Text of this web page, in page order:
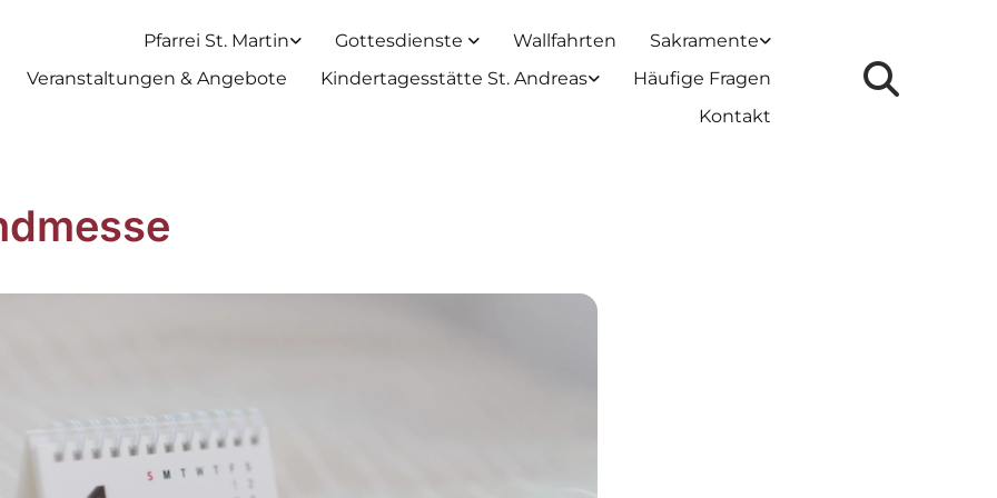
Pfarrei St. Martin Gottesdienste Wallfahrten
Sakramente
Veranstaltungen & Angebote
Kindertagesstätte St. Andreas
Häufige Fragen
Kontakt